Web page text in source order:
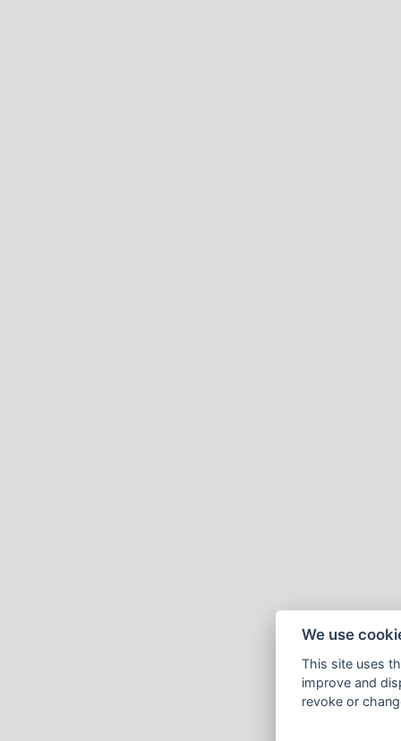
We use
This site uses
improve and
revoke or